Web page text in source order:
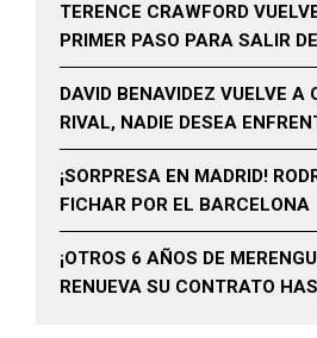
TERENCE CRAWFORD
PRIMER PASO PARA SALIR
DAVID BENAVIDEZ VUELVE A
RIVAL, NADIE DESEA
¡SORPRESA EN MADRID!
FICHAR POR EL BARCELONA
¡OTROS 6 AÑOS DE
RENUEVA SU CONTRATO